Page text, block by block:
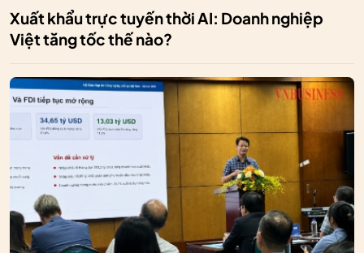
Xuất khẩu trực tuyến thời AI: Doanh nghiệp
Việt tăng tốc thế nào?